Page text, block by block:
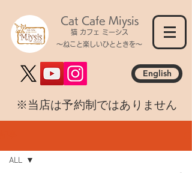
Cat Cafe Miysis
猫 カフェ ミーシス
～ねこと楽しいひとときを～
English
​※当店は予約制ではありません
ALL